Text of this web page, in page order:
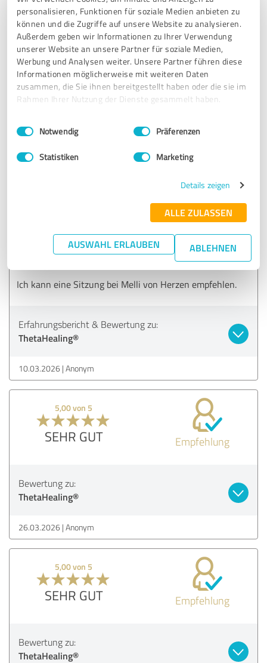
personalisieren, Funktionen für soziale Medien anbieten zu
können und die Zugriffe auf unsere Website zu analysieren.
Außerdem geben wir Informationen zu Ihrer Verwendung
unserer Website an unsere Partner für soziale Medien,
Werbung und Analysen weiter. Unsere Partner führen diese
Informationen möglicherweise mit weiteren Daten
zusammen, die Sie ihnen bereitgestellt haben oder die sie im
Rahmen Ihrer Nutzung der Dienste gesammelt haben.
Impressum Datenschutzbestimmungen
Einwilligungsauswahl
Notwendig Präferenzen
Statistiken Marketing
Details zeigen
ALLE ZULASSEN
AUSWAHL ERLAUBEN ABLEHNEN
SEHR GUT Empfehlung
Meine ThetaHealing-Sitzung bei Melli war eine sehr
schöne und bereichernde Erfahrung. Schon zu Beginn habe
ich mich durch ihre warme und ruhige Art sofort wohl und
gut aufgehoben gefühlt. Melli nimmt sich Zeit, hört
Atmosphäre.
Während der Sitzung hat sie mich einfühlsam durch den
Prozess geführt und mir geholfen, tiefere Ursachen meiner
Themen zu erkennen und zu lösen. Dabei habe ich eine
große Ruhe gespürt und gleichzeitig das Gefühl gehabt,
dass sich innerlich wirklich etwas bewegt.
Besonders schätze ich Mellis liebevolle, authentische Art
und wie achtsam sie arbeitet. Nach der Sitzung habe ich
mich deutlich leichter, klarer und gestärkt gefühlt.
Ich kann eine Sitzung bei Melli von Herzen empfehlen.
Erfahrungsbericht & Bewertung zu:
ThetaHealing®
10.03.2026 Anonym
5,00 von 5
SEHR GUT Empfehlung
Bewertung zu:
ThetaHealing®
26.03.2026 Anonym
5,00 von 5
SEHR GUT Empfehlung
Bewertung zu:
ThetaHealing®